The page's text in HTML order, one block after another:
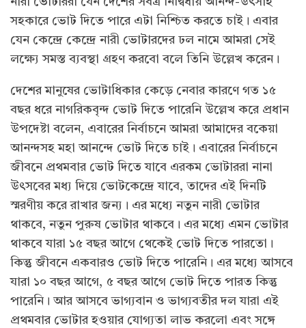
সহকারে ভোট দিতে পারে এটা নিশ্চিত করতে চাই। এবার
যেন কেন্দ্রে কেন্দ্রে নারী ভোটারদের ঢল নামে আমরা সেই
লক্ষ্যে সমস্ত ব্যবস্থা গ্রহণ করবো বলে তিনি উল্লেখ করেন।
দেশের মানুষের ভোটাধিকার কেড়ে নেবার কারণে গত ১৫
বছর ধরে নাগরিকবৃন্দ ভোট দিতে পারেনি উল্লেখ করে প্রধান
উপদেষ্টা বলেন, এবারের নির্বাচনে আমরা আমাদের বকেয়া
আনন্দসহ মহা আনন্দে ভোট দিতে চাই। এবারের নির্বাচনে
জীবনে প্রথমবার ভোট দিতে যাবে এরকম ভোটাররা নানা
উৎসবের মধ্য দিয়ে ভোটকেন্দ্রে যাবে, তাদের এই দিনটি
স্মরণীয় করে রাখার জন্য। এর মধ্যে নতুন নারী ভোটার
থাকবে, নতুন পুরুষ ভোটার থাকবে। এর মধ্যে এমন ভোটার
থাকবে যারা ১৫ বছর আগে থেকেই ভোট দিতে পারতো।
কিন্তু জীবনে একবারও ভোট দিতে পারেনি। এর মধ্যে আসবে
যারা ১০ বছর আগে, ৫ বছর আগে ভোট দিতে পারত কিন্তু
পারেনি। আর আসবে ভাগ্যবান ও ভাগ্যবতীর দল যারা এই
প্রথমবার ভোটার হওয়ার যোগ্যতা লাভ করলো এবং সঙ্গে